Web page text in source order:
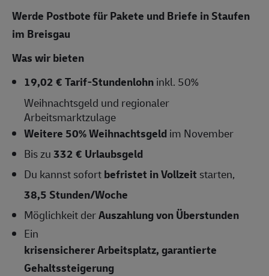
Werde Postbote für Pakete und Briefe in Staufen
im Breisgau
Was wir bieten
19,02€ Tarif-Stundenlohninkl. 50%
Weihnachtsgeld und regionaler
Arbeitsmarktzulage
Weitere 50% Weihnachtsgeldim November
Bis zu332 € Urlaubsgeld
Du kannst sofortbefristet in Vollzeit starten,
38,5 Stunden/Woche
Möglichkeit derAuszahlung von Überstunden
Ein
krisensicherer Arbeitsplatz, garantierte
Gehaltssteigerung